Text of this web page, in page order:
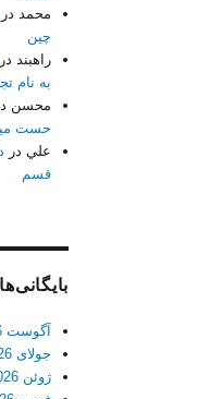
محمد در
چین
راهبند در
به نام
محسن
حست
علي در
قسم
بایگانی‌ها
آگوست 2026
جولای 2026
ژوئن 2026